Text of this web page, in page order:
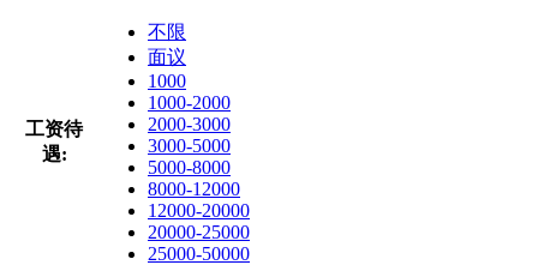
工资待
遇:
不限
面议
1000
1000-2000
2000-3000
3000-5000
5000-8000
8000-12000
12000-20000
20000-25000
25000-50000